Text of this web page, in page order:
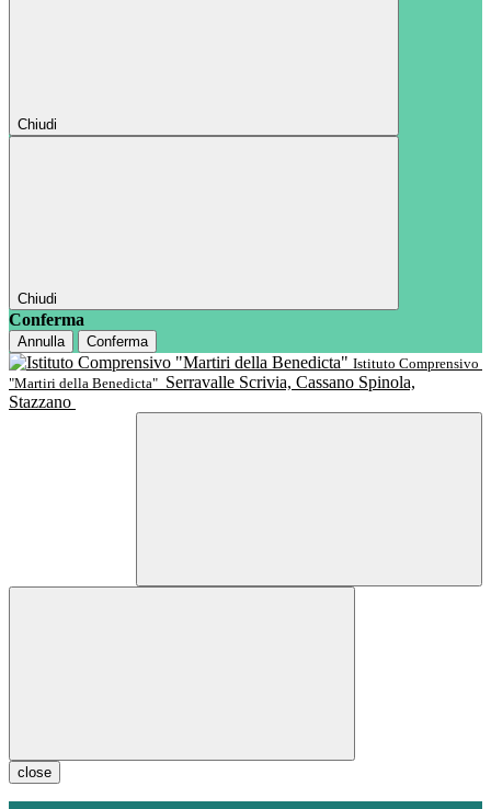
Chiudi
Chiudi
Conferma
Annulla
Conferma
Istituto Comprensivo
"Martiri della Benedicta" Serravalle Scrivia, Cassano Spinola,
Stazzano
close